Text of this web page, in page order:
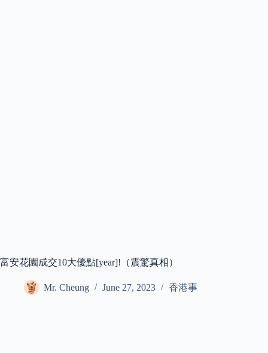
富安花園成交10大優點[year]!（震驚真相）
Mr. Cheung June 27, 2023 香港事